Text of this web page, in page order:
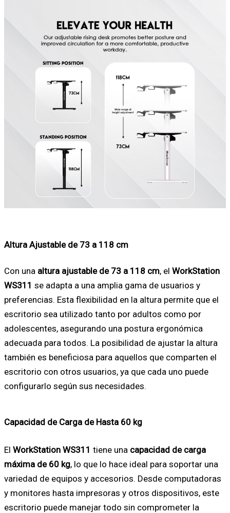
Altura Ajustable de 73 a 118 cm
Con una altura ajustable de 73 a 118 cm, el WorkStation
WS311 se adapta a una amplia gama de usuarios y
preferencias. Esta flexibilidad en la altura permite que el
escritorio sea utilizado tanto por adultos como por
adolescentes, asegurando una postura ergonómica
adecuada para todos. La posibilidad de ajustar la altura
también es beneficiosa para aquellos que comparten el
escritorio con otros usuarios, ya que cada uno puede
configurarlo según sus necesidades.
Capacidad de Carga de Hasta 60 kg
El WorkStation WS311 tiene una capacidad de carga
máxima de 60 kg, lo que lo hace ideal para soportar una
variedad de equipos y accesorios. Desde computadoras
y monitores hasta impresoras y otros dispositivos, este
escritorio puede manejar todo sin comprometer la